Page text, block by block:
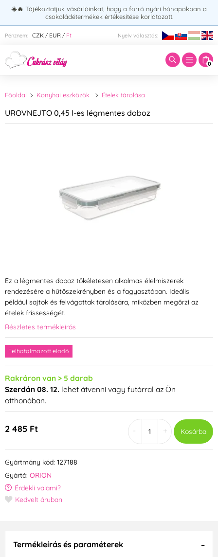
☀️🔥 Tájékoztatjuk vásárlóinkat, hogy a forró nyári hónapokban a
csokoládétermékek értékesítése korlátozott.
Pénznem: CZK / EUR / Ft Nyelv választás:
0
Adja meg a keresett kifejezést:
Főoldal Konyhai eszközök Ételek tárolása
UROVNEJTO 0,45 l-es légmentes doboz
Ez a légmentes doboz tökéletesen alkalmas élelmiszerek
rendezésére a hűtőszekrényben és a fagyasztóban. Ideális
például sajtok és felvágottak tárolására, miközben megőrzi az
ételek frissességét.
Részletes termékleírás
Felhatalmazott eladó
Rakráron van > 5 darab
Szerdán 08. 12. lehet átvenni vagy futárral az Ön
otthonában.
2 485 Ft + Kosárba
Gyártmány kód: 127188
Gyártó: ORION
Érdekli valami?
Kedvelt áruban
Termékleírás és paraméterek